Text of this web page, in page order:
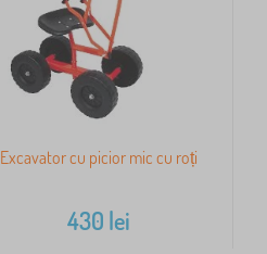
Excavator cu picior mic cu roți
430 lei